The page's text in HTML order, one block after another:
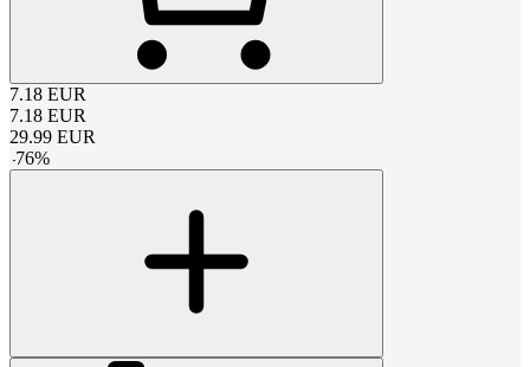
7.18 EUR
7.18 EUR
29.99 EUR
-76%